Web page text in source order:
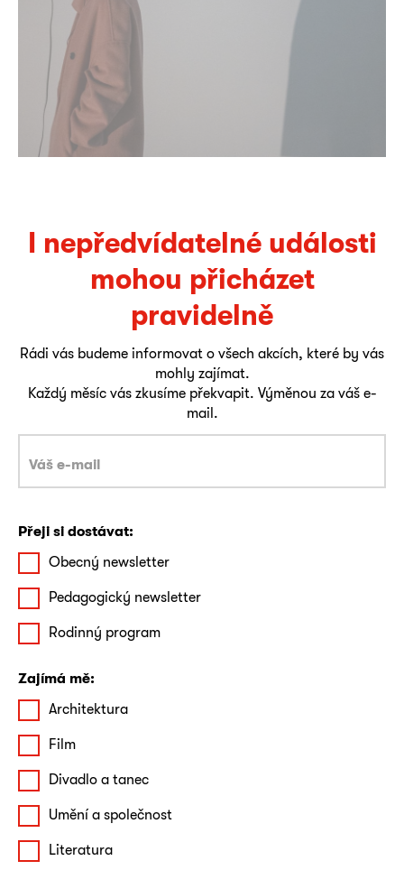
I nepředvídatelné události
mohou přicházet
pravidelně
Rádi vás budeme informovat o všech akcích, které by vás
mohly zajímat.
Každý měsíc vás zkusíme překvapit. Výměnou za váš e-
mail.
Přeji si dostávat:
Obecný newsletter
Pedagogický newsletter
Rodinný program
Zajímá mě:
Architektura
Film
Divadlo a tanec
Umění a společnost
Literatura